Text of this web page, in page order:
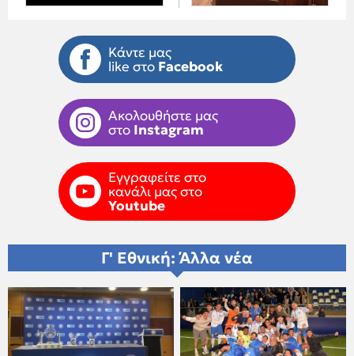
Κάντε μας
like στο Facebook
Ακολουθήστε μας
στο Instagram
Εγγραφείτε στο
κανάλι μας στο
Youtube
Γ' Εθνική: Άλλα νέα